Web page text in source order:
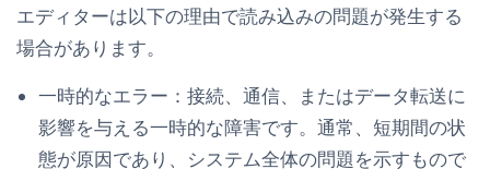
エディターは以下の理由で読み込みの問題が発生する
場合があります。
一時的なエラー： 接続、通信、またはデータ転送に
影響を与える一時的な障害です。通常、短期間の状
態が原因であり、システム全体の問題を示すもので